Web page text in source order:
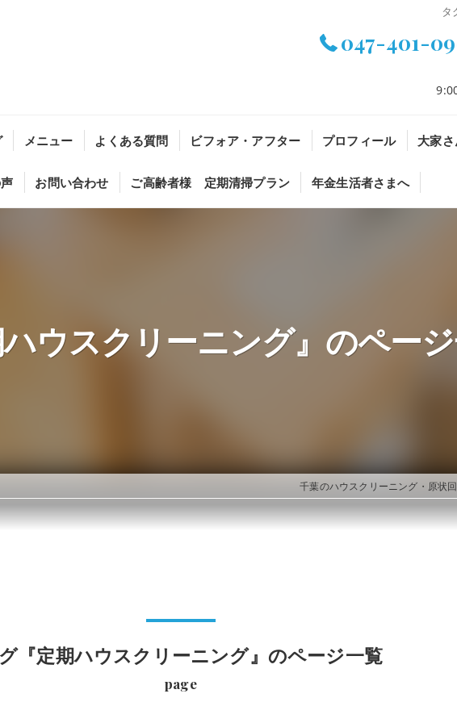
タ
047-401-
メニュー よくある質問 ビフォア・アフター プロフィール 大家
お問い合わせ ご高齢者様 定期清掃プラン 年金生活者さまへ
ウスクリーニング』のペー
千葉のハウスクリーニング・原状
『定期ハウスクリーニング』のページ一覧
page